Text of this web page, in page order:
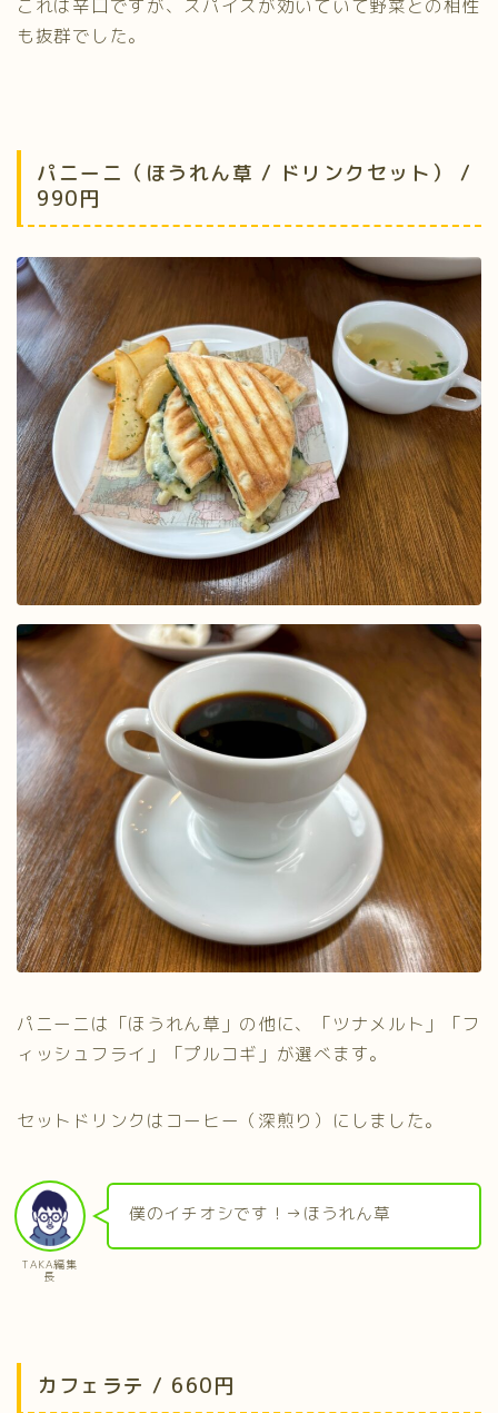
これは辛口ですが、スパイスが効いていて野菜との相性
も抜群でした。
パニーニ（ほうれん草 / ドリンクセット） /
990円
パニーニは「ほうれん草」の他に、「ツナメルト」「フ
ィッシュフライ」「プルコギ」が選べます。
セットドリンクはコーヒー（深煎り）にしました。
TAKA編集
長
僕のイチオシです！→ほうれん草
カフェラテ / 660円